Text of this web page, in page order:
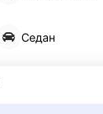
Седан